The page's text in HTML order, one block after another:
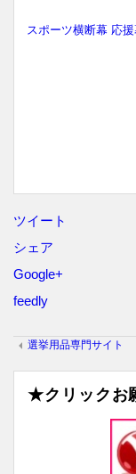
スポーツ横断幕 応
ツイート
シェア
Google+
feedly
選挙用品専門サイト
★クリックお